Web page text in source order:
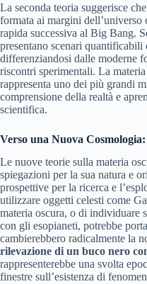
La seconda teoria suggerisce
formata ai margini dell’universo
rapida successiva al Big Bang.
presentano scenari
differenziandosi dalle moderne
riscontri sperimentali. La
rappresenta uno dei più grandi
comprensione della realtà e
scientifica.
Verso una Nuova
Le nuove teorie sulla materia
spiegazioni per la sua natura e
prospettive per la ricerca e
utilizzare oggetti celesti come
materia oscura, o di individuare
con gli esopianeti, potrebbe
cambierebbero radicalmente la
rilevazione di un buco nero
rappresenterebbe una svolta
finestre sull’esistenza di